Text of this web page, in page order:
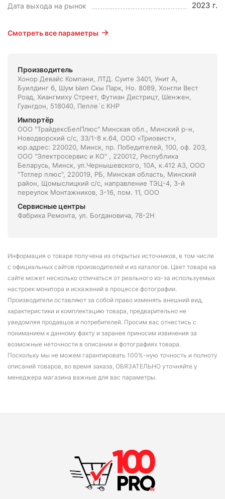
Дата выхода на рынок 2023 г.
Смотреть все параметры
Производитель
Хонор Девайс Компани, ЛТД. Суите 3401, Унит A,
Буилдинг 6, Шум Ыип Скы Парк, Но. 8089, Хонгли Вест
Роад, Xиангмиху Стреет, Футиан Дистрицт, Шенжен,
Гуангдон, 518040, Пепле`с КНР
Импортёр
ООО "ТрайдексБелПлюс" Минская обл., Минский р-н,
Новодворский с/с, 33/1-8 к.64, ООО «Триовист»,
юр.адрес: 220020, Минск, пр. Победителей, 100, оф. 203,
ООО "Электросервис и КО" , 220012, Республика
Беларусь, Минск, ул.Чернышевского, 10А, к.412 АЗ, ООО
"Тотлер плюс", 220019, РБ, Минская область, Минский
район, Щомыслицкий с/с, направление ТЭЦ-4, 3-й
переулок Монтажников, 3-16, пом. 11, ООО
Сервисные центры
Фабрика Ремонта, ул. Богдановича, 78-2Н
Информация о товаре получена из открытых источников, в том числе
с официальных сайтов производителей и из каталогов. Цвет товара на
сайте может несколько отличаться от реального из-за используемых
настроек монитора и искажений в процессе фотографии.
Производители оставляют за собой право изменять внешний вид,
характеристики и комплектацию товара, предварительно не
уведомляя продавцов и потребителей. Просим вас отнестись с
пониманием к данному факту и заранее приносим извинения за
возможные неточности в описании и фотографиях товара.
Поскольку мы не можем гарантировать 100%-ную точность и полноту
описаний товаров, во время заказа, ОБЯЗАТЕЛЬНО уточняйте у
менеджера магазина важные для вас параметры.